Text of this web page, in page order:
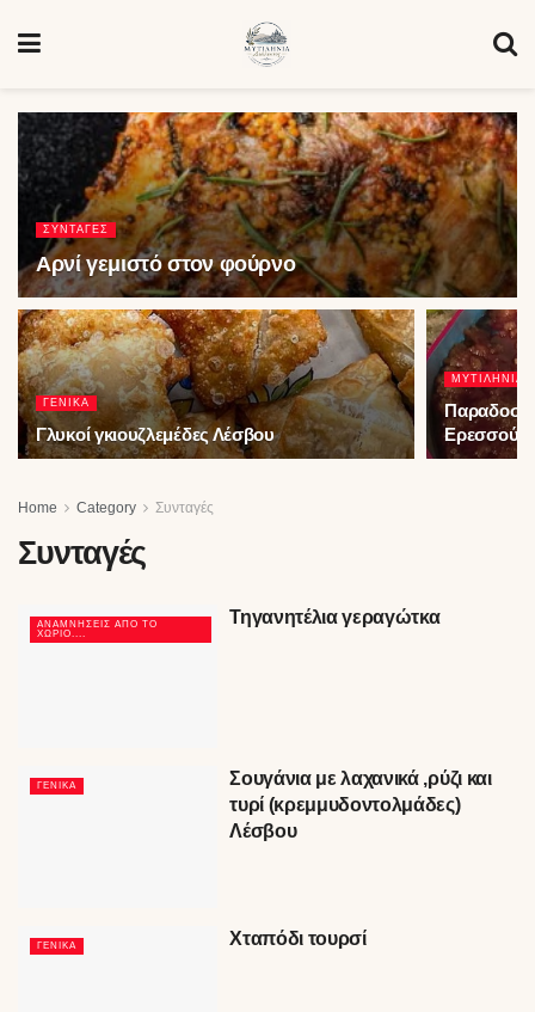
ΣΥΝΤΑΓΈΣ
Αρνί γεμιστό στον φούρνο
ΓΕΝΙΚΆ
Γλυκοί γκιουζλεμέδες Λέσβου
ΜΥΤΙΛΗΝΙΆ
Ερεσσού
Home Category Συνταγές
Συνταγές
ΑΝΑΜΝΉΣΕΙΣ ΑΠΟ ΤΟ
ΧΩΡΙΌ....
Τηγανητέλια γεραγώτκα
ΓΕΝΙΚΆ
Σουγάνια με λαχανικά ,ρύζι και
τυρί (κρεμμυδοντολμάδες)
Λέσβου
ΓΕΝΙΚΆ Χταπόδι τουρσί